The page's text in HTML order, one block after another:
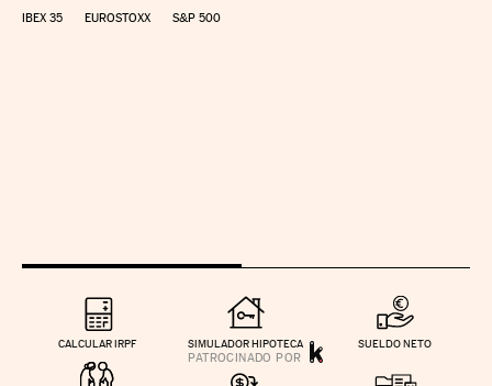
IBEX 35 EUROSTOXX S&P 500
CALCULAR IRPF SIMULADOR HIPOTECA SUELDO NETO